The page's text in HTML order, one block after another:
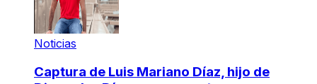
Noticias
Captura de Luis Mariano Díaz, hijo de